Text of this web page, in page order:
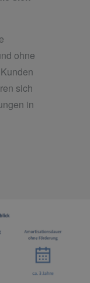
ohne
sich
in